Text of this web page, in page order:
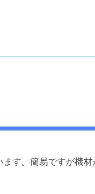
す。簡易ですが機